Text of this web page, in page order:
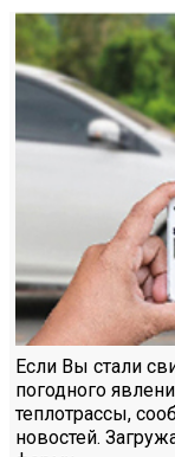
Если Вы стали
погодного
теплотрассы,
новостей.